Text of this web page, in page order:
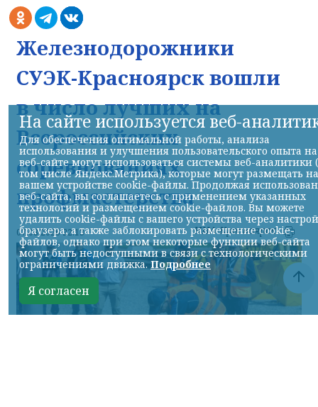
Железнодорожники
СУЭК-Красноярск вошли
в число лучших на
Всероссийских
соревнованиях
профмастерства
07.08.2026 22:13 НИА-Красноярск
На сайте используется веб-
Для обеспечения оптимальной работы, анализа
использования и улучшения пользовательского опыта на
веб-сайте могут использоваться системы веб-аналитики
том числе Яндекс.Метрика), которые могут размещать на
вашем устройстве cookie-файлы. Продолжая
веб-сайта, вы соглашаетесь с применением указанных
технологий и размещением cookie-файлов. Вы можете
удалить cookie-файлы с вашего устройства через
браузера, а также заблокировать размещение cookie-
файлов, однако при этом некоторые функции веб-сайта
могут быть недоступными в связи с технологическими
ограничениями движка. Подробнее
Я согласен